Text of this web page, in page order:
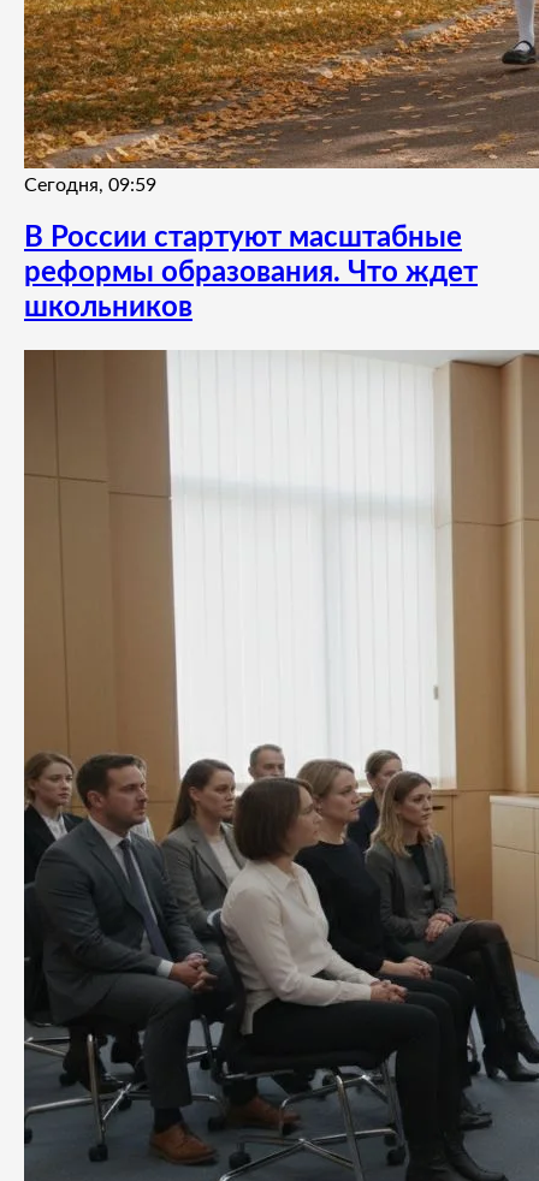
Сегодня, 09:59
В России стартуют масштабные
реформы образования. Что ждет
школьников